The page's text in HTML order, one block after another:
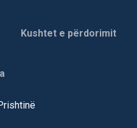
Kushtet e përdorimit